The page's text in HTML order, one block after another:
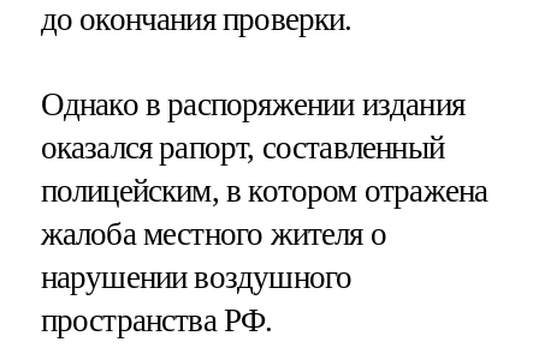
до окончания проверки.
Однако в распоряжении издания
оказался рапорт, составленный
полицейским, в котором отражена
жалоба местного жителя о
нарушении воздушного
пространства РФ.